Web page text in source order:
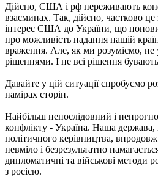
Дійсно, США і рф переживають
взаєминах. Так, дійсно, частково
інтерес США до України, що
про можливість надання нашій
враження. Але, як ми розуміємо, не
рішеннями. І не всі рішення
Давайте у цій ситуації спробуємо
намірах сторін.
Найбільш непослідовний і
конфлікту - Україна. Наша держава,
політичного керівництва,
невміло і безрезультатно
дипломатичні та військові методи
з росією.